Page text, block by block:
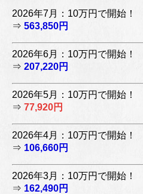
2026年7月：10万円で開始！
⇒ 563,850円
2026年6月：10万円で開始！
⇒ 207,220円
2026年5月：10万円で開始！
⇒ 77,920円
2026年4月：10万円で開始！
⇒ 106,660円
2026年3月：10万円で開始！
⇒ 162,490円